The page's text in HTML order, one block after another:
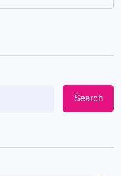
Search